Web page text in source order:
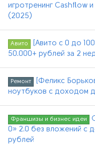
игротренинг Cashflow
(2025)
Авито
[Авито с 0 до
50.000+ рублей за 2
Ремонт
[Феликс
ноутбуков с доходом
Франшизы и бизнес идеи
0» 2.0 без вложений с
рублей